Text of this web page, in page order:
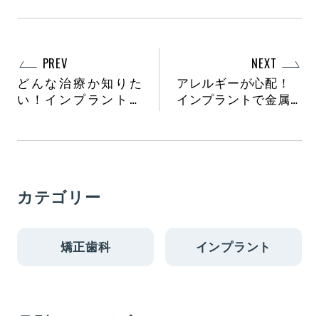
PREV
どんな治療か知りた
い！インプラント治
NEXT
アレルギーが心配！
インプラントで金属
カテゴリー
矯正歯科 インプラント